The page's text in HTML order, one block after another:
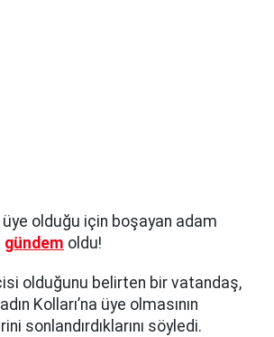
üye olduğu için boşayan adam
gündem oldu!
olduğunu belirten bir vatandaş,
Kolları’na üye olmasının
sonlandırdıklarını söyledi.